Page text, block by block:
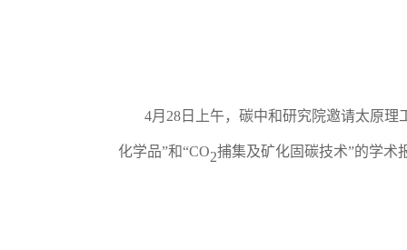
4月 28 日上午，碳中和研究院邀请太原理
化学品”和“CO2捕集及矿化固碳技术”的学术